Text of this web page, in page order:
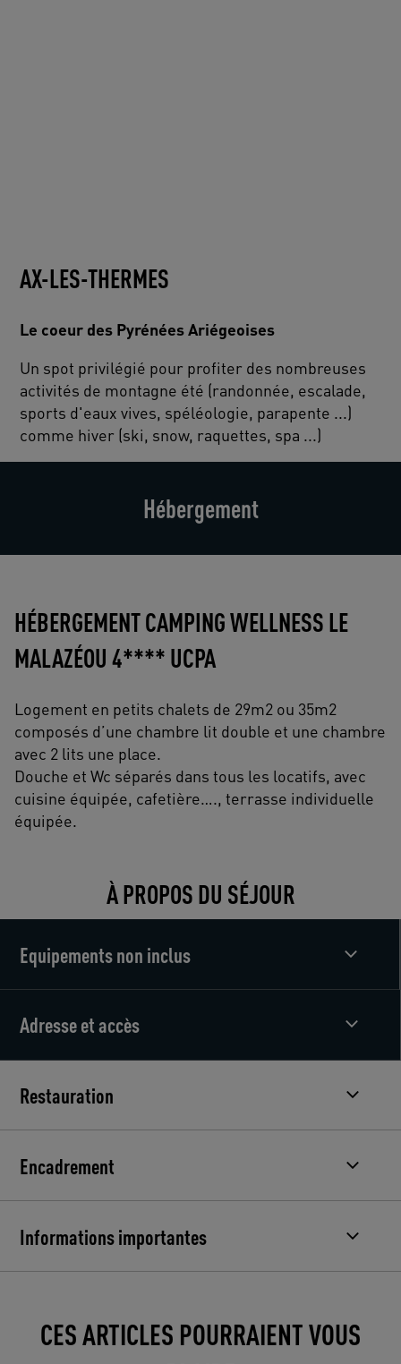
AX-LES-THERMES
Le coeur des Pyrénées Ariégeoises
Un spot privilégié pour profiter des nombreuses
activités de montagne été (randonnée, escalade,
sports d'eaux vives, spéléologie, parapente ...)
comme hiver (ski, snow, raquettes, spa ...)
Hébergement
HÉBERGEMENT CAMPING WELLNESS LE
MALAZÉOU 4**** UCPA
Logement en petits chalets de 29m2 ou 35m2
composés d’une chambre lit double et une chambre
avec 2 lits une place.
Douche et Wc séparés dans tous les locatifs, avec
cuisine équipée, cafetière…., terrasse individuelle
équipée.
À PROPOS DU SÉJOUR
Equipements non inclus
Adresse et accès
Restauration
Encadrement
Informations importantes
CES ARTICLES POURRAIENT VOUS